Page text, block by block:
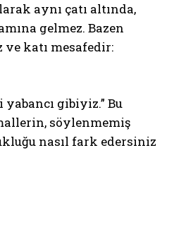
aynı çatı altında,
gelmez. Bazen
ve katı mesafedir:
gibiyiz.” Bu
söylenmemiş
nasıl fark edersiniz